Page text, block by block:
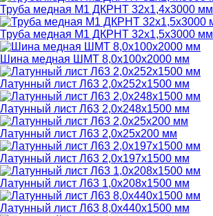
Труба медная М1 ДКРНТ 32х1,4х3000 мм
Труба медная М1 ДКРНТ 32х1,5х3000 мм
Шина медная ШМТ 8,0х100х2000 мм
Латунный лист Л63 2,0х252х1500 мм
Латунный лист Л63 2,0х248х1500 мм
Латунный лист Л63 2,0х25х200 мм
Латунный лист Л63 2,0х197х1500 мм
Латунный лист Л63 1,0х208х1500 мм
Латунный лист Л63 8,0х440х1500 мм